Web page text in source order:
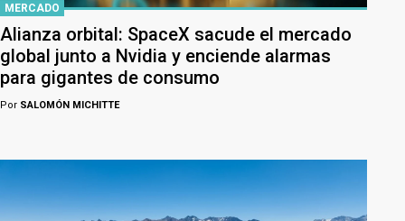
MERCADO
Alianza orbital: SpaceX sacude el mercado
global junto a Nvidia y enciende alarmas
para gigantes de consumo
Por SALOMÓN MICHITTE